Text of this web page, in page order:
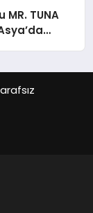
MR. TUNA